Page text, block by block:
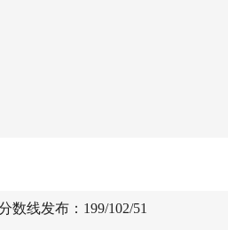
数线发布：199/102/51